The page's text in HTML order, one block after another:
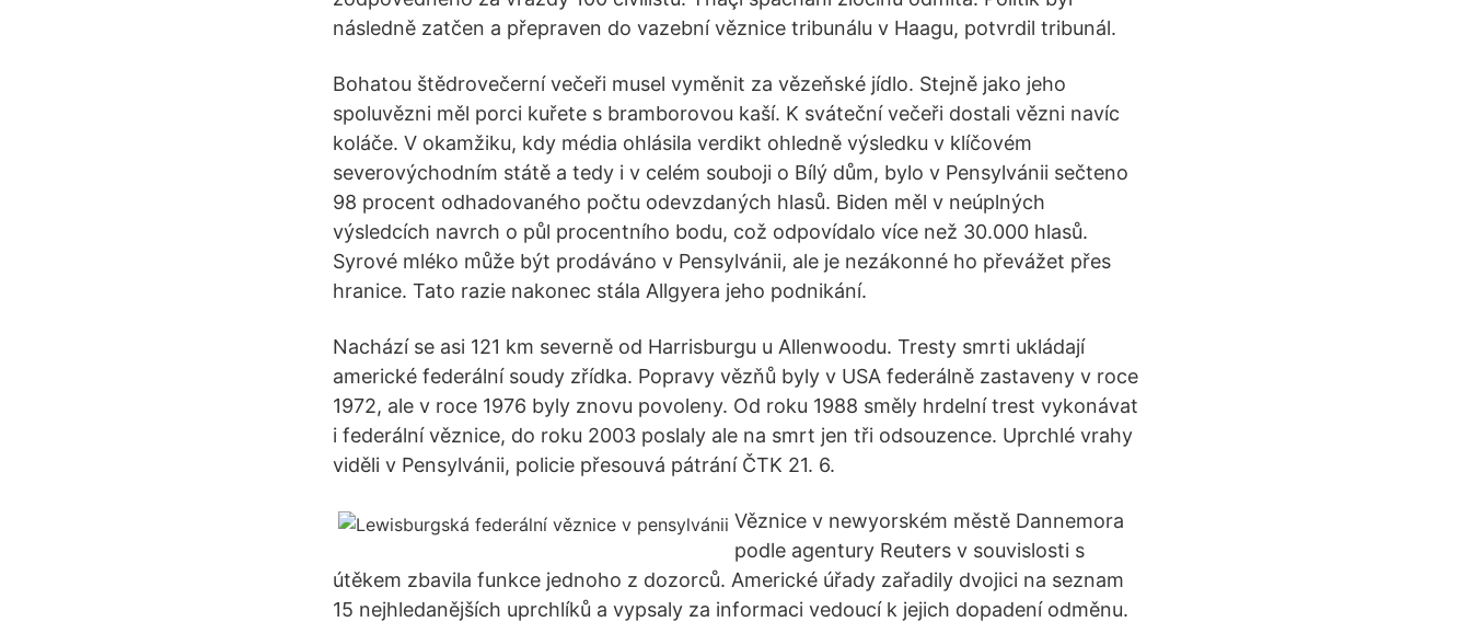
následně zatčen a přepraven do vazební věznice tribunálu v Haagu, potvrdil tribunál.
Bohatou štědrovečerní večeři musel vyměnit za vězeňské jídlo. Stejně jako jeho
spoluvězni měl porci kuřete s bramborovou kaší. K sváteční večeři dostali vězni navíc
koláče. V okamžiku, kdy média ohlásila verdikt ohledně výsledku v klíčovém
severovýchodním státě a tedy i v celém souboji o Bílý dům, bylo v Pensylvánii sečteno
98 procent odhadovaného počtu odevzdaných hlasů. Biden měl v neúplných
výsledcích navrch o půl procentního bodu, což odpovídalo více než 30.000 hlasů.
Syrové mléko může být prodáváno v Pensylvánii, ale je nezákonné ho převážet přes
hranice. Tato razie nakonec stála Allgyera jeho podnikání.
Nachází se asi 121 km severně od Harrisburgu u Allenwoodu. Tresty smrti ukládají
americké federální soudy zřídka. Popravy vězňů byly v USA federálně zastaveny v roce
1972, ale v roce 1976 byly znovu povoleny. Od roku 1988 směly hrdelní trest vykonávat
i federální věznice, do roku 2003 poslaly ale na smrt jen tři odsouzence. Uprchlé vrahy
viděli v Pensylvánii, policie přesouvá pátrání ČTK 21. 6.
Věznice v newyorském městě Dannemora
podle agentury Reuters v souvislosti s
útěkem zbavila funkce jednoho z dozorců. Americké úřady zařadily dvojici na seznam
15 nejhledanějších uprchlíků a vypsaly za informaci vedoucí k jejich dopadení odměnu.